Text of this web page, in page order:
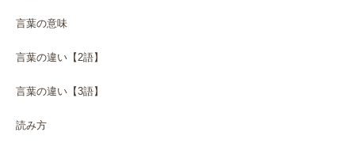
言葉の意味
言葉の違い【2語】
言葉の違い【3語】
読み方